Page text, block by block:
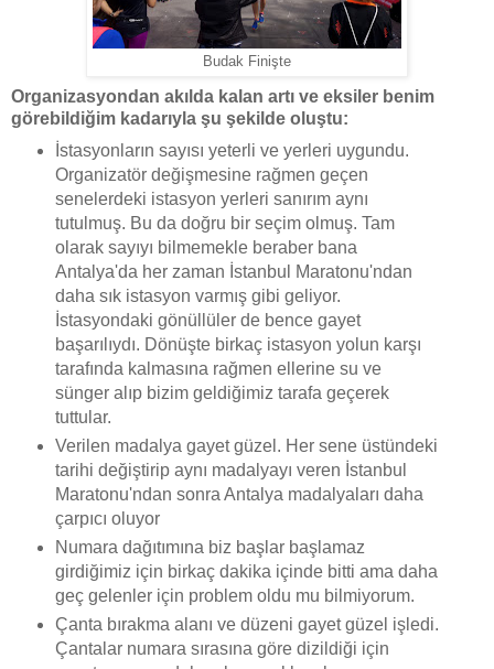
Budak Finişte
Organizasyondan akılda kalan artı ve eksiler benim
görebildiğim kadarıyla şu şekilde oluştu:
İstasyonların sayısı yeterli ve yerleri uygundu.
Organizatör değişmesine rağmen geçen
senelerdeki istasyon yerleri sanırım aynı
tutulmuş. Bu da doğru bir seçim olmuş. Tam
olarak sayıyı bilmemekle beraber bana
Antalya'da her zaman İstanbul Maratonu'ndan
daha sık istasyon varmış gibi geliyor.
İstasyondaki gönüllüler de bence gayet
başarılıydı. Dönüşte birkaç istasyon yolun karşı
tarafında kalmasına rağmen ellerine su ve
sünger alıp bizim geldiğimiz tarafa geçerek
tuttular.
Verilen madalya gayet güzel. Her sene üstündeki
tarihi değiştirip aynı madalyayı veren İstanbul
Maratonu'ndan sonra Antalya madalyaları daha
çarpıcı oluyor
Numara dağıtımına biz başlar başlamaz
girdiğimiz için birkaç dakika içinde bitti ama daha
geç gelenler için problem oldu mu bilmiyorum.
Çanta bırakma alanı ve düzeni gayet güzel işledi.
Çantalar numara sırasına göre dizildiği için